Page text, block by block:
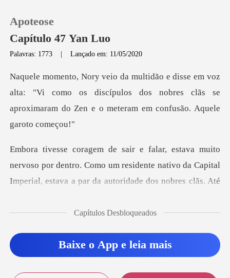
0
Loja
Sair
Apoteose
Capítulo 47 Yan Luo
Palavras: 1773 |Lançado em: 11/05/2020
ta: "Vi como os discípulos dos nobres clãs se
aproximara
o por dentro. Como um residente nativo da Capital
Imperial,
Capítulos Desbloqueados
Baixe o App e leia mais